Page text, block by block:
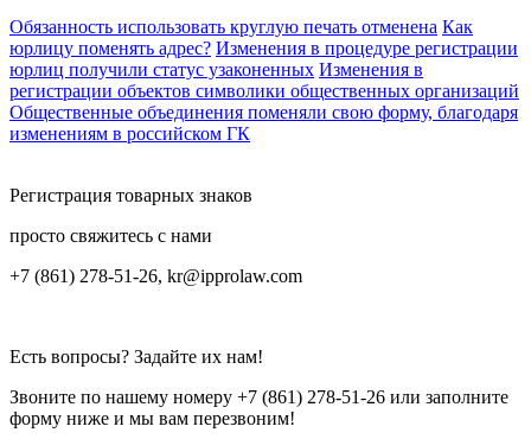
Обязанность использовать круглую печать отменена Как
юрлицу поменять адрес? Изменения в процедуре регистрации
юрлиц получили статус узаконенных Изменения в
регистрации объектов символики общественных организаций
Общественные объединения поменяли свою форму, благодаря
изменениям в российском ГК
Регистрация товарных знаков
просто свяжитесь с нами
+7 (861) 278-51-26, kr@ipprolaw.com
Есть вопросы? Задайте их нам!
Звоните по нашему номеру +7 (861) 278-51-26 или заполните
форму ниже и мы вам перезвоним!